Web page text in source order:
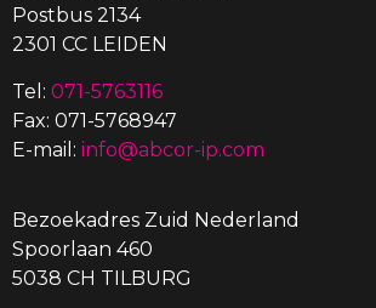
Postbus 2134
2301 CC LEIDEN
Tel: 071-5763116
Fax: 071-5768947
E-mail: info@abcor-ip.com
Bezoekadres Zuid Nederland
Spoorlaan 460
5038 CH TILBURG